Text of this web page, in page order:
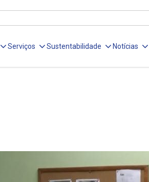
Serviços Sustentabilidade Notícias